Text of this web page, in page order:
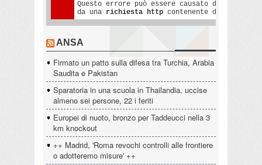
ANSA
Firmato un patto sulla difesa tra Turchia, Arabia
Saudita e Pakistan
Sparatoria in una scuola in Thailandia, uccise
almeno sei persone, 22 i feriti
Europei di nuoto, bronzo per Taddeucci nella 3
km knockout
++ Madrid, 'Roma revochi controlli alle frontiere
o adotteremo misure' ++